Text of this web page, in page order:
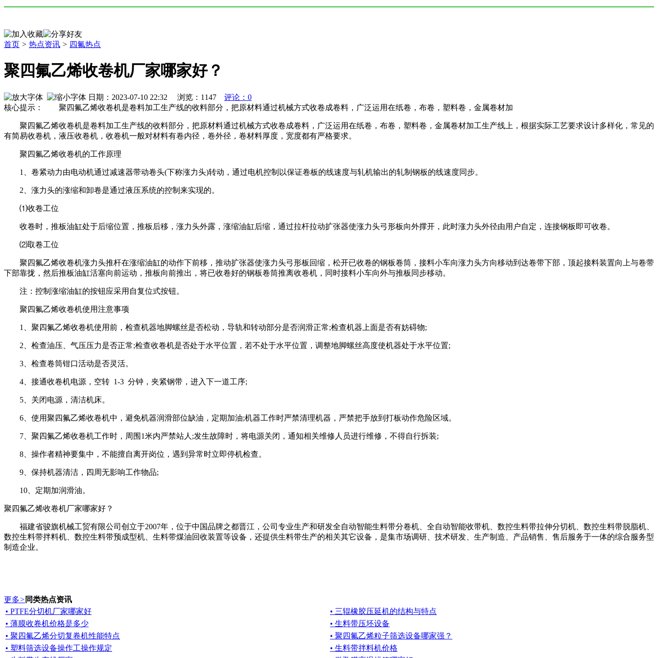
首页 > 热点资讯 > 四氟热点
聚四氟乙烯收卷机厂家哪家好？
日期：2023-07-10 22:32 浏览： 1147
评论：0
核心提示： 聚四氟乙烯收卷机是卷料加工生产线的收料部分，把原材料通过机械方式收卷成卷料，广泛运用在纸卷，布卷，塑料卷，金属卷材加
聚四氟乙烯收卷机是卷料加工生产线的收料部分，把原材料通过机械方式收卷成卷料，广泛运用在纸卷，布卷，塑料卷，金属卷材加工生产线上，根据实际工艺要求设计多样化，常见的
有简易收卷机，液压收卷机，收卷机一般对材料有卷内径，卷外径，卷材料厚度，宽度都有严格要求。
聚四氟乙烯收卷机的工作原理
1、卷紧动力由电动机通过减速器带动卷头(下称涨力头)转动，通过电机控制以保证卷板的线速度与轧机输出的轧制钢板的线速度同步。
2、涨力头的涨缩和卸卷是通过液压系统的控制来实现的。
⑴收卷工位
收卷时，推板油缸处于后缩位置，推板后移，涨力头外露，涨缩油缸后缩，通过拉杆拉动扩张器使涨力头弓形板向外撑开，此时涨力头外径由用户自定，连接钢板即可收卷。
⑵取卷工位
聚四氟乙烯收卷机涨力头推杆在涨缩油缸的动作下前移，推动扩张器使涨力头弓形板回缩，松开已收卷的钢板卷筒，接料小车向涨力头方向移动到达卷带下部，顶起接料装置向上与卷带
下部靠拢，然后推板油缸活塞向前运动，推板向前推出，将已收卷好的钢板卷筒推离收卷机，同时接料小车向外与推板同步移动。
注：控制涨缩油缸的按钮应采用自复位式按钮。
聚四氟乙烯收卷机使用注意事项
1、聚四氟乙烯收卷机使用前，检查机器地脚螺丝是否松动，导轨和转动部分是否润滑正常;检查机器上面是否有妨碍物;
2、检查油压、气压压力是否正常;检查收卷机是否处于水平位置，若不处于水平位置，调整地脚螺丝高度使机器处于水平位置;
3、检查卷筒钳口活动是否灵活。
4、接通收卷机电源，空转 1-3 分钟，夹紧钢带，进入下一道工序;
5、关闭电源，清洁机床。
6、使用聚四氟乙烯收卷机中，避免机器润滑部位缺油，定期加油;机器工作时严禁清理机器，严禁把手放到打板动作危险区域。
7、聚四氟乙烯收卷机工作时，周围1米内严禁站人;发生故障时，将电源关闭，通知相关维修人员进行维修，不得自行拆装;
8、操作者精神要集中，不能擅自离开岗位，遇到异常时立即停机检查。
9、保持机器清洁，四周无影响工作物品;
10、定期加润滑油。
聚四氟乙烯收卷机厂家哪家好？
福建省骏旗机械工贸有限公司创立于2007年，位于中国品牌之都晋江，公司专业生产和研发全自动智能生料带分卷机、全自动智能收带机、数控生料带拉伸分切机、数控生料带脱脂机、
数控生料带拌料机、数控生料带预成型机、生料带煤油回收装置等设备，还提供生料带生产的相关其它设备，是集市场调研、技术研发、生产制造、产品销售、售后服务于一体的综合服务型
制造企业。
更多> 同类热点资讯
• PTFE分切机厂家哪家好
• 三辊橡胶压延机的结构与特点
• 薄膜收卷机价格是多少
• 生料带压坯设备
• 聚四氟乙烯分切复卷机性能特点
• 聚四氟乙烯粒子筛选设备哪家强？
• 塑料筛选设备操作工操作规定
• 生料带拌料机价格